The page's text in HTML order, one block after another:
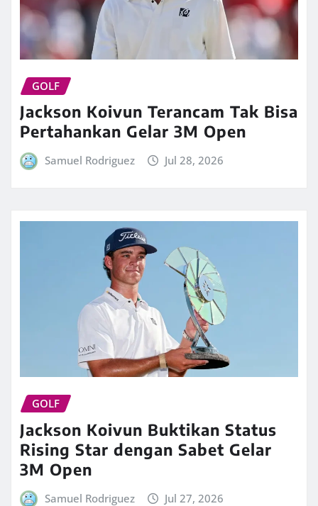
GOLF
Jackson Koivun Terancam Tak Bisa
Pertahankan Gelar 3M Open
Samuel Rodriguez Jul 28, 2026
GOLF
Jackson Koivun Buktikan Status
Rising Star dengan Sabet Gelar
3M Open
Samuel Rodriguez Jul 27, 2026